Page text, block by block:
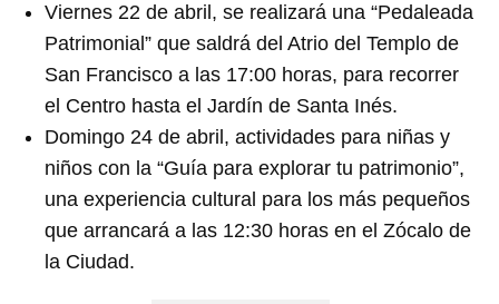
Viernes 22 de abril, se realizará una “Pedaleada
Patrimonial” que saldrá del Atrio del Templo de
San Francisco a las 17:00 horas, para recorrer
el Centro hasta el Jardín de Santa Inés.
Domingo 24 de abril, actividades para niñas y
niños con la “Guía para explorar tu patrimonio”,
una experiencia cultural para los más pequeños
que arrancará a las 12:30 horas en el Zócalo de
la Ciudad.